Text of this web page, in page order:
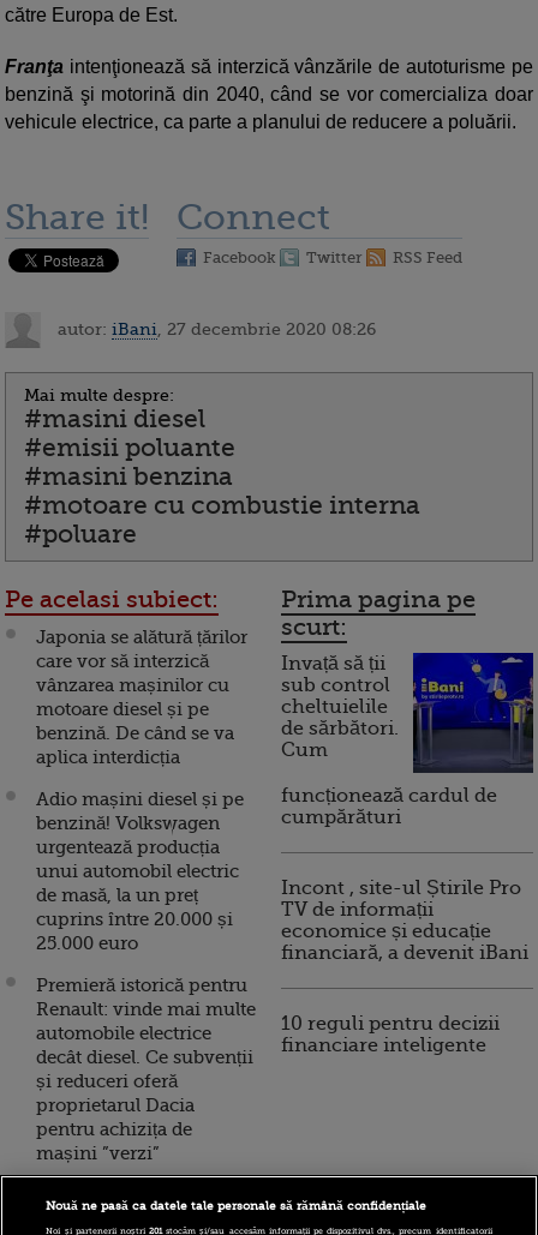
către Europa de Est.
Franţa intenţionează să interzică vânzările de autoturisme pe
benzină şi motorină din 2040, când se vor comercializa doar
vehicule electrice, ca parte a planului de reducere a poluării.
Share it! Connect
Facebook Twitter RSS Feed
autor: iBani , 27 decembrie 2020 08:26
Mai multe despre:
#masini diesel
#emisii poluante
#masini benzina
#motoare cu combustie interna
#poluare
Pe acelasi subiect:
Japonia se alătură țărilor
care vor să interzică
vânzarea mașinilor cu
motoare diesel și pe
benzină. De când se va
aplica interdicția
Adio mașini diesel și pe
benzină! Volkswagen
urgentează producția
unui automobil electric
de masă, la un preț
cuprins între 20.000 și
25.000 euro
Premieră istorică pentru
Renault: vinde mai multe
automobile electrice
decât diesel. Ce subvenții
și reduceri oferă
proprietarul Dacia
pentru achizița de
mașini ”verzi”
Țara europeană care
Prima pagina pe
scurt:
Invață să ții
sub control
cheltuielile
de sărbători.
Cum
funcționează cardul de
cumpărături
Incont , site-ul Știrile Pro
TV de informații
economice și educație
financiară, a devenit iBani
10 reguli pentru decizii
financiare inteligente
Nouă ne pasă ca datele tale personale să rămână confidențiale
Noi și partenerii noștri201stocăm și/sau accesăm informații pe dispozitivul dvs., precum identificatorii